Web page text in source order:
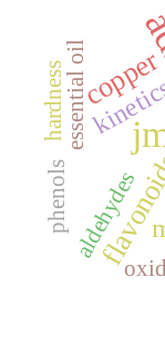
copper
essential oil
hardness
aldehydes
phenols